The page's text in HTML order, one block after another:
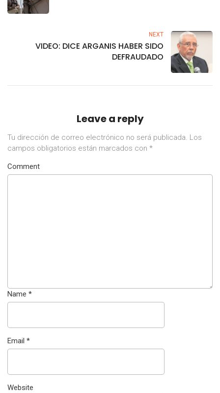
NEXT
VIDEO: DICE ARGANIS HABER SIDO
DEFRAUDADO
Leave a reply
Tu dirección de correo electrónico no será publicada. Los
campos obligatorios están marcados con *
Comment
Name *
Email *
Website